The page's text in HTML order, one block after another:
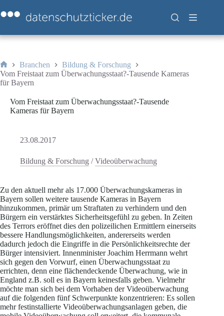
Inhalt
springen
Start
Branchen
Bildung & Forschung
Vom Freistaat zum Überwachungsstaat?-Tausende Kameras
für Bayern
Vom Freistaat zum Überwachungsstaat?-Tausende
Kameras für Bayern
23.08.2017
Bildung & Forschung /Videoüberwachung
Zu den aktuell mehr als 17.000 Überwachungskameras in
Bayern sollen weitere tausende Kameras in Bayern
hinzukommen, primär um Straftaten zu verhindern und den
Bürgern ein verstärktes Sicherheitsgefühl zu geben. In Zeiten
des Terrors eröffnet dies den polizeilichen Ermittlern einerseits
bessere Handlungsmöglichkeiten, andererseits werden
dadurch jedoch die Eingriffe in die Persönlichkeitsrechte der
Bürger intensiviert. Innenminister Joachim Herrmann wehrt
sich gegen den Vorwurf, einen Überwachungsstaat zu
errichten, denn eine flächendeckende Überwachung, wie in
England z.B. soll es in Bayern keinesfalls geben. Vielmehr
möchte man sich bei dem Vorhaben der Videoüberwachung
auf die folgenden fünf Schwerpunkte konzentrieren: Es sollen
mehr festinstallierte Videoüberwachungsanlagen geben, die